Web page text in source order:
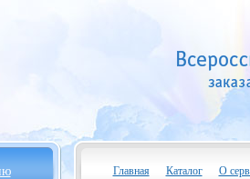
Главная Каталог О